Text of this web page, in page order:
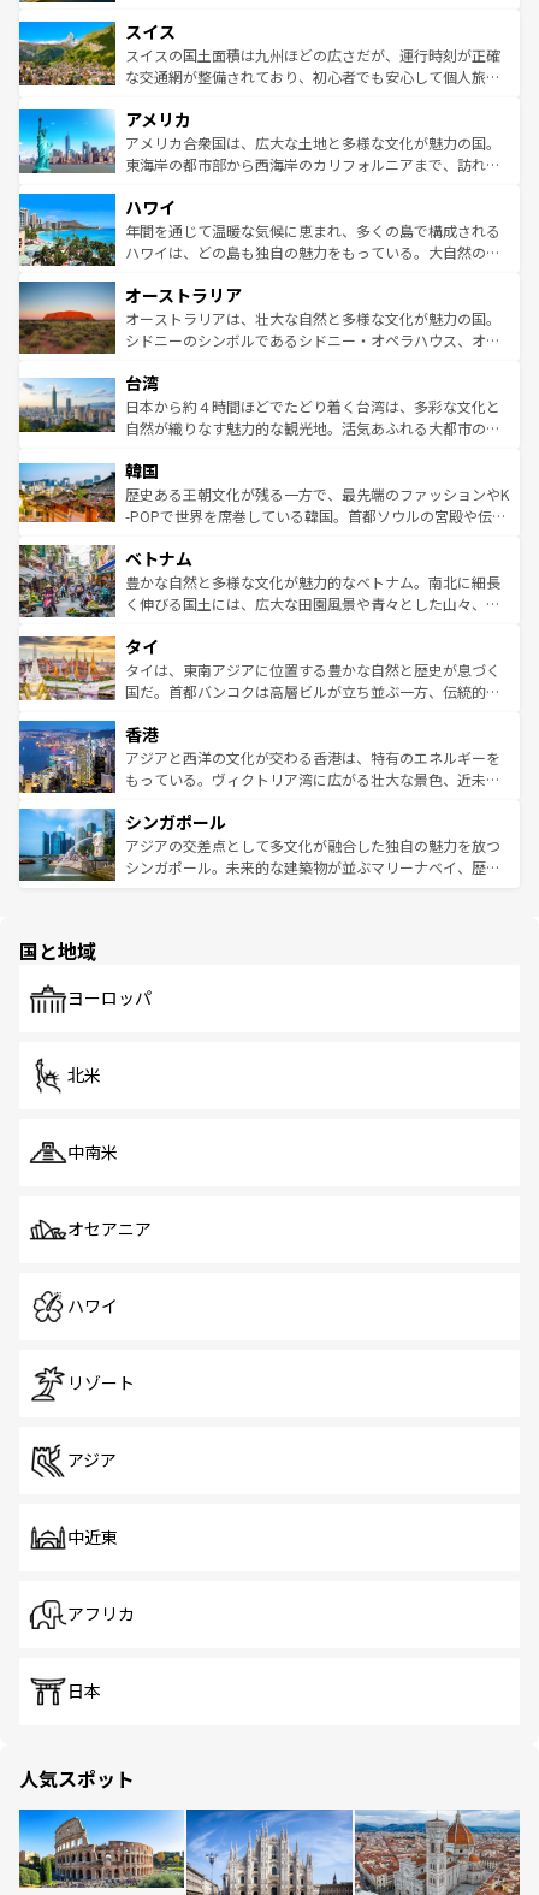
れる地方に足を運ぶとそれぞれで全く異なる文化を体験で
きるだろう。 なお、新着のフランス情報はコンテンツ一覧
を参照してほしい。
は、お酒好きな人にはぜひ体験してほしい。 なお、新着の
ドイツ情報はコンテンツ一覧を参照してほしい。
リアごとに異なる魅力がある。また、優雅なアフタヌーン
ティー、ビール好きにはたまらない英国パブ、サッカー観
戦など、本場だからこそできる体験も豊富。イギリスを旅
ンツ一覧を参照してほしい。
スイス
スイスの国土面積は九州ほどの広さだが、運行時刻が正確
な交通網が整備されており、初心者でも安心して個人旅行
の建物がそのまま残る町や、スイスならではのユニークな
博物館もあり、アルプス観光だけでなく町歩きも満喫する
ことができる。国民の所得が高いため物価も高いが、旅行
ば市内交通費無料で観光を楽しむこともできる。 なお、新
着のスイス情報はコンテンツ一覧 を参照してほしい。
アメリカ
アメリカ合衆国は、広大な土地と多様な文化が魅力の国。
東海岸の都市部から西海岸のカリフォルニアまで、訪れる
のような巨大都市は、観光、ショッピング、エンターテイ
ンメントが詰まった刺激的なスポットだ。一方、アメリカ
西部には大自然が広がり、グランドキャニオンやイエロー
部のニューオーリンズでは、音楽と美食が融合した独特の
文化が魅力。旅行者はアメリカの各地域で異なる魅力を楽
しみながら、その多様性と豊かな歴史を感じることができ
ならではの贅沢な旅のスタイルだ。 なお、新着のアメリカ
情報はコンテンツ一覧を参照してほしい。
ハワイ
年間を通じて温暖な気候に恵まれ、多くの島で構成される
ハワイは、どの島も独自の魅力をもっている。大自然の神
ワイ島は見逃せない。また、定番の観光地といえばオアフ
島だが、静かな自然を求めるならマウイ島やカウアイ島が
おすすめ。エメラルドグリーンに輝く海をはじめ、豊かな
れるおもてなしの心で訪れる人々を迎えてくれるハワイの
人々、おいしいローカルフードやハワイアンミュージッ
ク、伝統的なフラダンスなど、すべてがハワイの魅力を彩
ワイを、存分に味わってほしい。 なお、新着のハワイ情報
はコンテンツ一覧を参照してほしい。
オーストラリア
オーストラリアは、壮大な自然と多様な文化が魅力の国。
シドニーのシンボルであるシドニー・オペラハウス、オー
リアリーフや大陸中央部にそびえるウルル（エアーズロッ
ク）、タスマニアの美しい原生林やケアンズの熱帯雨林な
ど、見どころがたくさん。また、カフェやワイン、オージ
いる。アクティビティも充実しており、サーフィンやダイ
ビング、ハイキングなど、アウトドア好きにはたまらな
い。オーストラリアの多彩な魅力を存分に味わいつくそ
参照してほしい。
台湾
日本から約４時間ほどでたどり着く台湾は、多彩な文化と
自然が織りなす魅力的な観光地。活気あふれる大都市の台
ン）、静ひつな山岳地帯である台湾東部など、都市の喧騒
と山間の静けさが共存しており、訪れる人に新しい発見と
驚きをもたらしてくれる。また、奥深い台湾の食文化も魅
容にもいいと評判のスイーツなど、バラエティ豊かな料理
が味わえる。 なお、新着の台湾情報は コンテンツ一覧を参
照してほしい。
韓国
歴史ある王朝文化が残る一方で、最先端のファッションやK
-POPで世界を席巻している韓国。首都ソウルの宮殿や伝統
き、地方に足を延ばせば四季折々の自然美を楽しむことが
できる。そして、キムチや焼肉、絶品のストリートフード
まで、さまざまな韓国料理が待っている。夜には、韓国な
リティに包まれながら、韓国の多彩な魅力を心ゆくまで味
わってみてほしい。 なお、新着の韓国情報はコンテンツ一
覧を参照してほしい。
ベトナム
豊かな自然と多様な文化が魅力的なベトナム。南北に細長
く伸びる国土には、広大な田園風景や青々とした山々、世
急速な発展と共に伝統が息づく。ハノイの古い町並みやホ
ーチミン市のフランス統治時代の建物も、独特の雰囲気を
醸し出している。また、バラエティの豊かさとおいしさで
とつ。フォーやバインミー、ベトナムコーヒーなどは、ぜ
ひ現地で味わいたい。どの地域を訪れてもあたたかい人々
が旅行者を迎えてくれるので、きっと忘れられない旅にな
参照してほしい。
タイ
タイは、東南アジアに位置する豊かな自然と歴史が息づく
国だ。首都バンコクは高層ビルが立ち並ぶ一方、伝統的な
の活気が交差している。北部ではチェンマイなどの山岳地
帯で自然と触れ合い、南部ではプーケットやクラビの美し
いビーチでリゾート気分を楽しむことができる。タイ料理
激する。気候は一年中温暖で、どの季節にも異なる楽しみ
が待っている。親しみやすいタイの人々、仏教を中心とし
た文化、そして多様な観光資源が、訪れる旅人を魅了し続
香港
アジアと西洋の文化が交わる香港は、特有のエネルギーを
もっている。ヴィクトリア湾に広がる壮大な景色、近未来
み、どこを訪れても感動するはず。観光スポットが密集し
ており、効率よく見どころを回れるのも魅力。息をのむよ
うな絶景から文化的な体験まで、香港を存分に楽しみ尽く
シンガポール
アジアの交差点として多文化が融合した独自の魅力を放つ
シンガポール。未来的な建築物が並ぶマリーナベイ、歴史
で、ホーカーズは地元の風情を楽しめる外せないスポット
国と地域
ヨーロッパ
北米
中南米
オセアニア
ハワイ
リゾート
アジア
中近東
アフリカ
日本
人気スポット